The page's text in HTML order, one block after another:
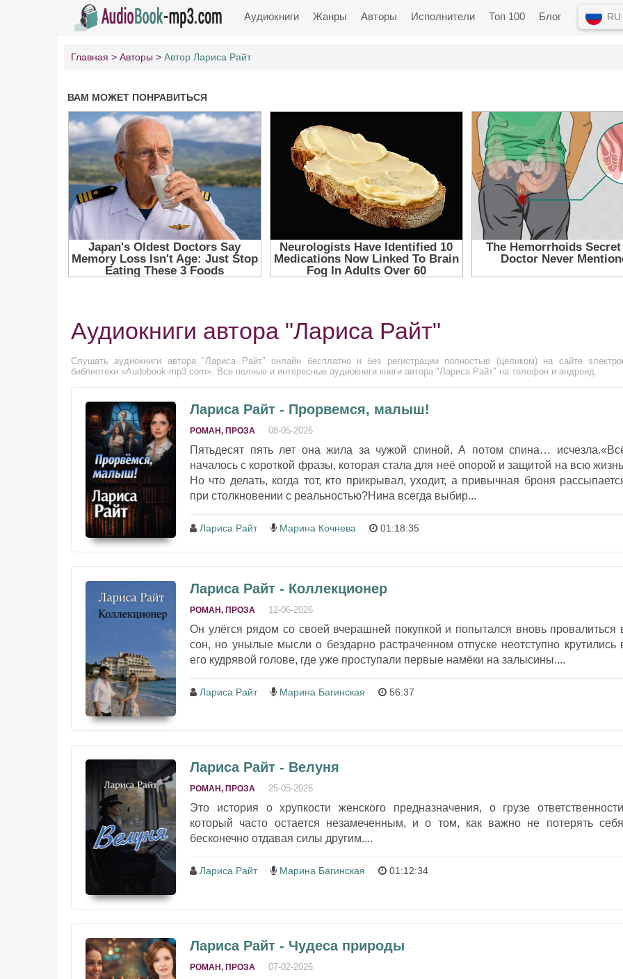
Аудиокниги Жанры Авторы Исполнители Топ 100 Блог RU
Главная Авторы Автор Лариса Райт
Аудиокниги автора "Лариса Райт"
Слушать аудиокниги автора "Лариса Райт" онлайн бесплатно и без регистрации полностью (целиком) на сайте
библиотеки «Audobook-mp3.com». Все полные и интересные аудиокниги книги автора "Лариса Райт" на телефон и андроид.
Лариса Райт - Прорвемся, малыш!
РОМАН, ПРОЗА 08-05-2026
Пятьдесят пять лет она жила за чужой спиной. А потом спина…
началось с короткой фразы, которая стала для неё опорой и защитой на всю
Но что делать, когда тот, кто прикрывал, уходит, а привычная броня
при столкновении с реальностью?Нина всегда выбир...
Лариса Райт Марина Кочнева 01:18:35
Лариса Райт - Коллекционер
РОМАН, ПРОЗА 12-06-2026
Он улёгся рядом со своей вчерашней покупкой и попытался вновь провалиться
сон, но унылые мысли о бездарно растраченном отпуске неотступно крутились
его кудрявой голове, где уже проступали первые намёки на залысины....
Лариса Райт Марина Багинская 56:37
Лариса Райт - Велуня
РОМАН, ПРОЗА 25-05-2026
Это история о хрупкости женского предназначения, о грузе
который часто остается незамеченным, и о том, как важно не потерять
бесконечно отдавая силы другим....
Лариса Райт Марина Багинская 01:12:34
Лариса Райт - Чудеса природы
РОМАН, ПРОЗА 07-02-2026